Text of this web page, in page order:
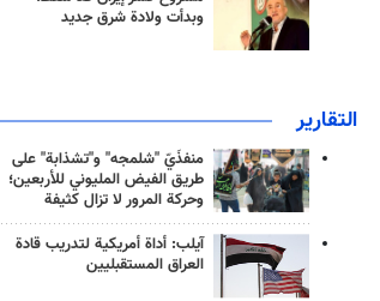
وبدأت ولادة شرق جديد
التقارير
منفذَيّ "شلمجه" و"تشذابة" على
طريق الفيض المليوني للأربعين؛
وحركة المرور لا تزال كثيفة
آيلب: أداة أمريكية لتدريب قادة
العراق المستقبليين